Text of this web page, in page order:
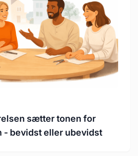
sætter tonen for
- bevidst eller ubevidst